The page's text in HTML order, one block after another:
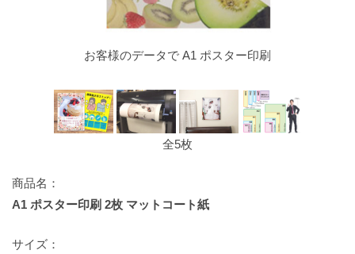
お客様のデータで A1 ポスター印刷
全5枚
商品名：
A1 ポスター印刷 2枚 マットコート紙
サイズ：